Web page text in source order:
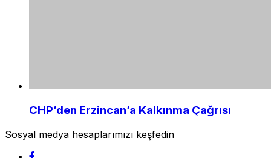
CHP’den Erzincan’a Kalkınma Çağrısı
Sosyal medya hesaplarımızı keşfedin